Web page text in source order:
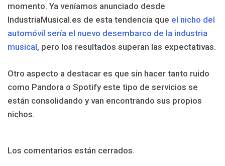
momento. Ya veníamos anunciado desde
IndustriaMusical.es de esta tendencia que el nicho del
automóvil sería el nuevo desembarco de la industria
musical, pero los resultados superan las expectativas.
Otro aspecto a destacar es que sin hacer tanto ruido
como Pandora o Spotify este tipo de servicios se
están consolidando y van encontrando sus propios
nichos.
Los comentarios están cerrados.